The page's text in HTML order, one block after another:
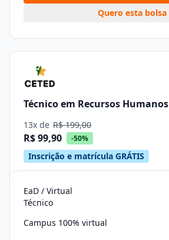
Quero esta bolsa
Técnico em Recursos Humanos
13x de R$ 199,00
R$ 99,90 -50%
Inscrição e matrícula GRÁTIS
EaD / Virtual
Técnico
Campus 100% virtual